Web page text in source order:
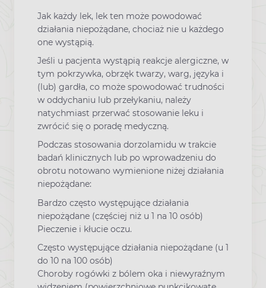
Jak każdy lek, lek ten może powodować
działania niepożądane, chociaż nie u każdego
one wystąpią.
Jeśli u pacjenta wystąpią reakcje alergiczne, w
tym pokrzywka, obrzęk twarzy, warg, języka i
(lub) gardła, co może spowodować trudności
w oddychaniu lub przełykaniu, należy
natychmiast przerwać stosowanie leku i
zwrócić się o poradę medyczną.
Podczas stosowania dorzolamidu w trakcie
badań klinicznych lub po wprowadzeniu do
obrotu notowano wymienione niżej działania
niepożądane:
Bardzo często występujące działania
niepożądane (częściej niż u 1 na 10 osób)
Pieczenie i kłucie oczu.
Często występujące działania niepożądane (u 1
do 10 na 100 osób)
Choroby rogówki z bólem oka i niewyraźnym